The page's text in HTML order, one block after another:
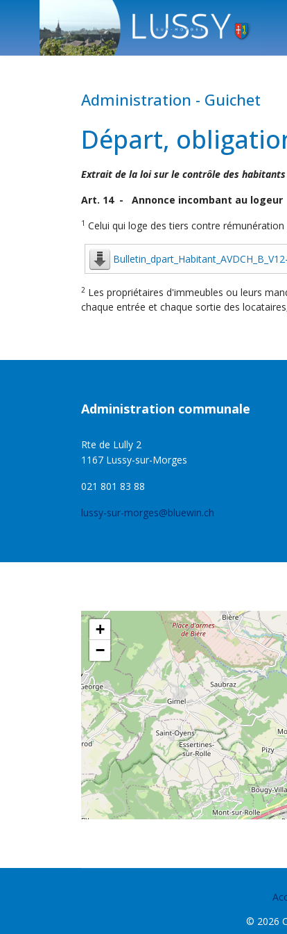
Administration - Guichet
Départ,
Extrait de la loi sur le contrôle des habitants
Art. 14 - Annonce incombant au logeur
1 Celui qui loge des tiers contre
2 Les propriétaires d'immeubles ou leurs
chaque entrée et chaque sortie des
Administration communale
Rte de Lully 2
1167 Lussy-sur-Morges
021 801 83 88
lussy-sur-morges@bluewin.ch
+
−
© 2026